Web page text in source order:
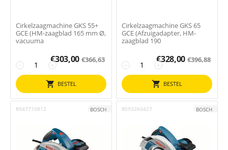
Cirkelzaagmachine GKS 55+
GCE (HM-zaagblad 165 mm Ø,
vacuuma
+
−
€303,00 €366,63
BESTEL
Cirkelzaagmachine GKS 65
GCE (Afzuigadapter, HM-
zaagblad 190
+
−
€328,00 €396,88
BESTEL
R947710812 BOSCH R593260427 BOSCH